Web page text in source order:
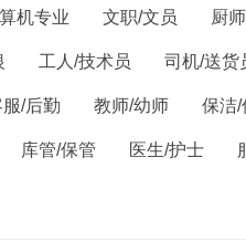
机专业 文职/文员 厨
工人/技术员 司机/送货
/后勤 教师/幼师 保洁/
库管/保管 医生/护士